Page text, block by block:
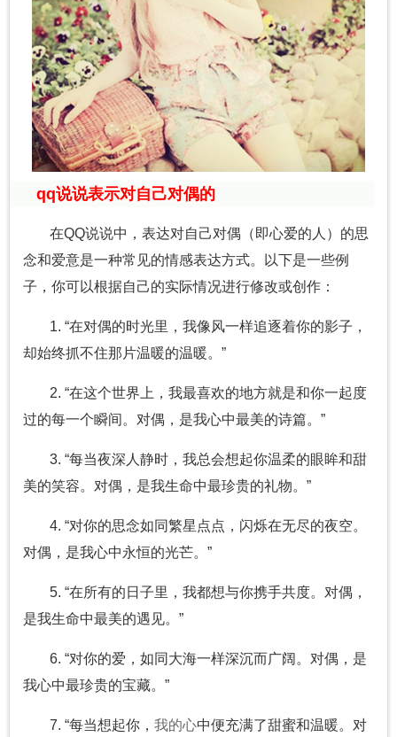
qq说说表示对自己对偶的
在QQ说说中，表达对自己对偶（即心爱的人）的思
念和爱意是一种常见的情感表达方式。以下是一些例
子，你可以根据自己的实际情况进行修改或创作：
1. “在对偶的时光里，我像风一样追逐着你的影子，
却始终抓不住那片温暖的温暖。”
2. “在这个世界上，我最喜欢的地方就是和你一起度
过的每一个瞬间。对偶，是我心中最美的诗篇。”
3. “每当夜深人静时，我总会想起你温柔的眼眸和甜
美的笑容。对偶，是我生命中最珍贵的礼物。”
4. “对你的思念如同繁星点点，闪烁在无尽的夜空。
对偶，是我心中永恒的光芒。”
5. “在所有的日子里，我都想与你携手共度。对偶，
是我生命中最美的遇见。”
6. “对你的爱，如同大海一样深沉而广阔。对偶，是
我心中最珍贵的宝藏。”
7. “每当想起你， 我的心中便充满了甜蜜和温暖。对